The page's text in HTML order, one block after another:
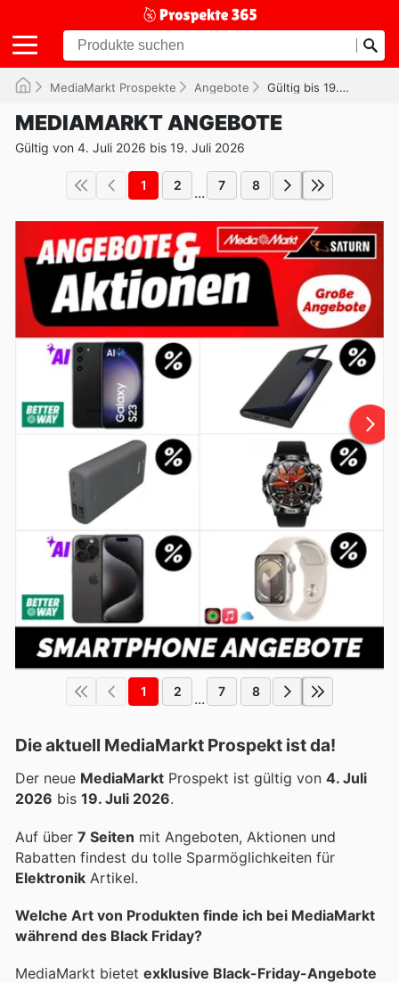
MediaMarkt Prospekte Angebote Gültig bis 19.07.2026
MEDIAMARKT ANGEBOTE
Gültig von 4. Juli 2026 bis 19. Juli 2026
1 2 ... 7 8
1 2 ... 7 8
Die aktuell MediaMarkt Prospekt ist da!
Der neue MediaMarkt Prospekt ist gültig von 4. Juli
2026 bis 19. Juli 2026.
Auf über 7 Seiten mit Angeboten, Aktionen und
Rabatten findest du tolle Sparmöglichkeiten für
Elektronik Artikel.
Welche Art von Produkten finde ich bei MediaMarkt
während des Black Friday?
MediaMarkt bietet exklusive Black-Friday-Angebote